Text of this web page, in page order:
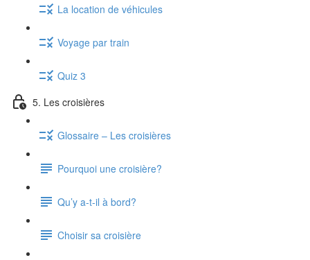
La location de véhicules
Voyage par train
Quiz 3
5. Les croisières
Glossaire – Les croisières
Pourquoi une croisière?
Qu’y a-t-il à bord?
Choisir sa croisière